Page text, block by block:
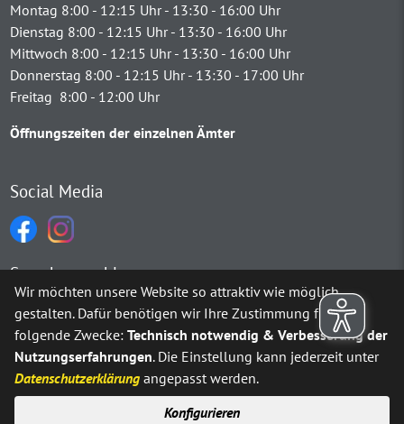
Montag 8:00 - 12:15 Uhr - 13:30 - 16:00 Uhr
Dienstag 8:00 - 12:15 Uhr - 13:30 - 16:00 Uhr
Mittwoch 8:00 - 12:15 Uhr - 13:30 - 16:00 Uhr
Donnerstag 8:00 - 12:15 Uhr - 13:30 - 17:00 Uhr
Freitag 8:00 - 12:00 Uhr
Öffnungszeiten der einzelnen Ämter
Social Media
Sprachauswahl
Möchten Sie vonGoogle Translate bereitgestellte externe
Ja Immer
Wir möchten unsere Website so attraktiv wie möglich
gestalten. Dafür benötigen wir Ihre Zustimmung für
folgende Zwecke:Technisch notwendig & Verbesserung der
Nutzungserfahrungen. Die Einstellung kann jederzeit unter
Datenschutzerklärung angepasst werden.
Konfigurieren